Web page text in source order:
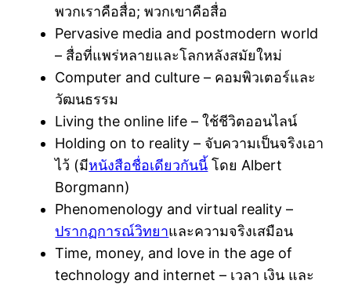
พวกเราคือสื่อ; พวกเขาคือสื่อ
Pervasive media and postmodern world
– สื่อที่แพร่หลายและโลกหลังสมัยใหม่
Computer and culture – คอมพิวเตอร์และ
วัฒนธรรม
Living the online life – ใช้ชีวิตออนไลน์
Holding on to reality – จับความเป็นจริงเอา
ไว้ (มีหนังสือชื่อเดียวกันนี้ โดย Albert
Borgmann)
Phenomenology and virtual reality –
ปรากฏการณ์วิทยาและความจริงเสมือน
Time, money, and love in the age of
technology and internet – เวลา เงิน และ